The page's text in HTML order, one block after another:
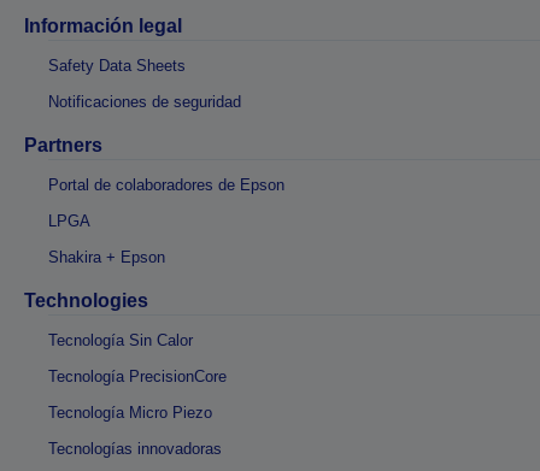
Información legal
Safety Data Sheets
Notificaciones de seguridad
Partners
Portal de colaboradores de Epson
LPGA
Shakira + Epson
Technologies
Tecnología Sin Calor
Tecnología PrecisionCore
Tecnología Micro Piezo
Tecnologías innovadoras